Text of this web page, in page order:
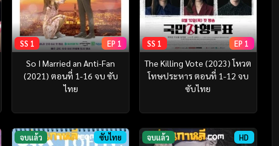
SS 1 EP 1
So I Married an Anti-Fan
(2021) ตอนที่ 1-16 จบ ซับ
ไทย
SS 1 EP 1
The Killing Vote (2023) โหวต
โทษประหาร ตอนที่ 1-12 จบ
ซับไทย
จบแล้ว ซับไทย จบแล้ว HD